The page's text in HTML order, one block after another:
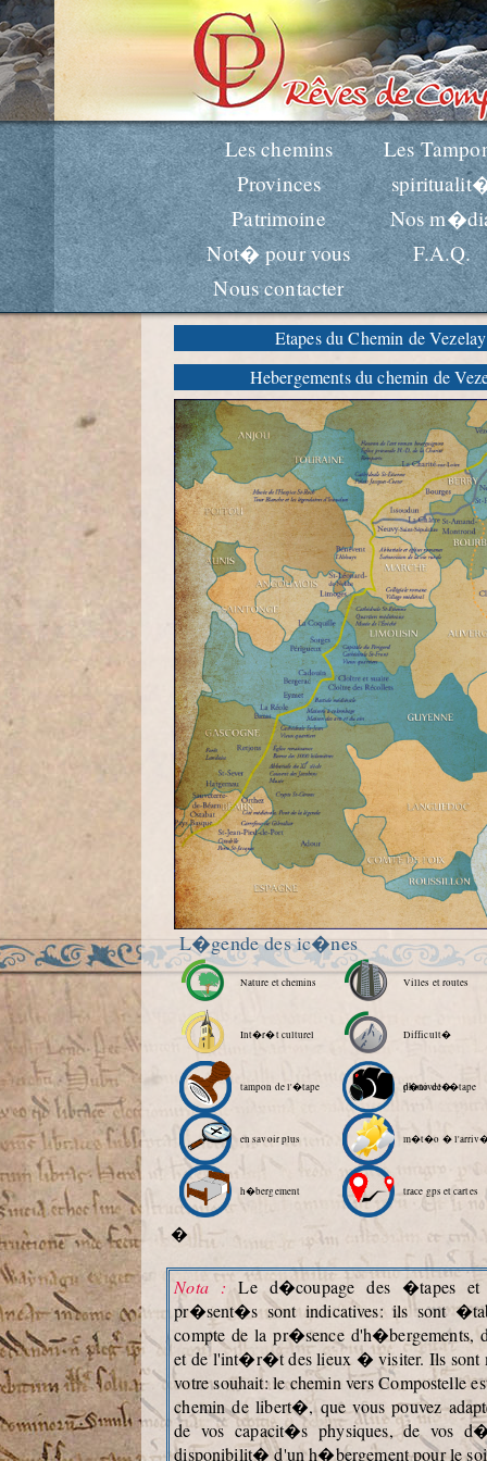
Etapes du Chemin de Vezelay
Hebergements du chemin de
L�gende des ic�nes
Nature et chemins Villes et routes
Int�r�t culturel Difficult�
d�nivel�
tampon de l'�tape photo de l'�tape
en savoir plus m�t�o �
h�bergement trace gps et cartes
�
Nota : Le d�coupage des �tapes et
pr�sent�s sont indicatives: ils sont
compte de la pr�sence d'h�bergements,
et de l'int�r�t des lieux � visiter. Ils sont
votre souhait: le chemin vers Compostelle
chemin de libert�, que vous pouvez
de vos capacit�s physiques, de vos
disponibilit� d'un h�bergement pour le
Les chemins
Les
Provinces
Patrimoine
Nos
Not� pour vous
F.A.Q.
Nous contacter